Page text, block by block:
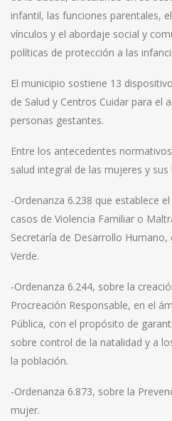
infantil, las funciones parentales,
vínculos y el abordaje social y
políticas de protección a las
El municipio sostiene 13
de Salud y Centros Cuidar para el
personas gestantes.
Entre los antecedentes
salud integral de las mujeres y
-Ordenanza 6.238 que establece
casos de Violencia Familiar o
Secretaría de Desarrollo
Verde.
-Ordenanza 6.244, sobre la
Procreación Responsable, en el
Pública, con el propósito de
sobre control de la natalidad y a
la población.
-Ordenanza 6.873, sobre la
mujer.